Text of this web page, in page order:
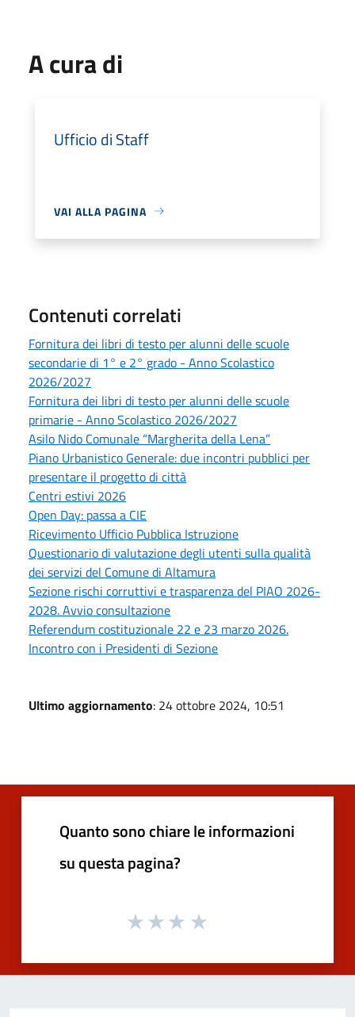
A cura di
Ufficio di Staff
VAI ALLA PAGINA
Contenuti correlati
Fornitura dei libri di testo per alunni delle scuole
secondarie di 1° e 2° grado - Anno Scolastico
2026/2027
Fornitura dei libri di testo per alunni delle scuole
primarie - Anno Scolastico 2026/2027
Asilo Nido Comunale “Margherita della Lena”
Piano Urbanistico Generale: due incontri pubblici per
presentare il progetto di città
Centri estivi 2026
Open Day: passa a CIE
Ricevimento Ufficio Pubblica Istruzione
Questionario di valutazione degli utenti sulla qualità
dei servizi del Comune di Altamura
Sezione rischi corruttivi e trasparenza del PIAO 2026-
2028. Avvio consultazione
Referendum costituzionale 22 e 23 marzo 2026.
Incontro con i Presidenti di Sezione
Ultimo aggiornamento: 24 ottobre 2024, 10:51
Quanto sono chiare le informazioni
su questa pagina?